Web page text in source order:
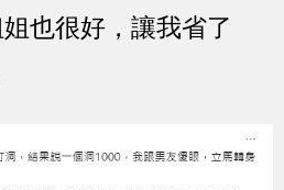
也很好，讓我省了